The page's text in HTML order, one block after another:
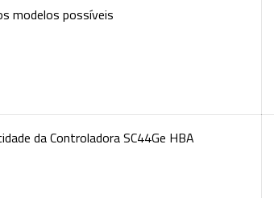
modelos possíveis
da Controladora SC44Ge HBA